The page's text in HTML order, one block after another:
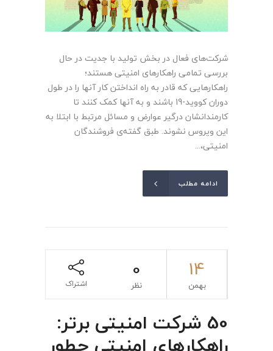
شرکت‌های فعال در بخش تولید با جدیت در حال
بررسی تمامی راهکارهای امنیتی هستند؛
راهکارهایی که قادر به راه انداختن کار آنها را در طول
دوران کووید-19 باشند و به آنها کمک کنند تا
کارمندانشان درگیر عوارض و مسائل مرتبط با ابتلا به
این ویروس نشوند. طبق گفته‌ی فروشندگان
امنیتی،...
ادامه مطلب
14
بهمن
0
نظر اشتراک
50 شرکت امنیتی برتر: